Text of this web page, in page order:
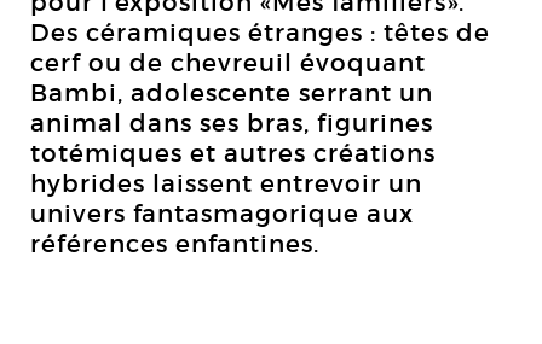
Des céramiques étranges : têtes de
cerf ou de chevreuil évoquant
Bambi, adolescente serrant un
animal dans ses bras, figurines
totémiques et autres créations
hybrides laissent entrevoir un
univers fantasmagorique aux
références enfantines.